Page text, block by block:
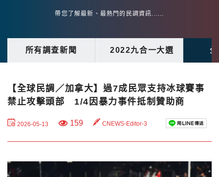
帶您了解最新、最熱門的民調資訊......
所有調查新聞 2022九合一大選
【全球民調／加拿大】過7成民眾支持冰球賽事
禁止攻擊頭部 1/4因暴力事件抵制贊助商
2026-05-13 159 CNEWS-Editor-3